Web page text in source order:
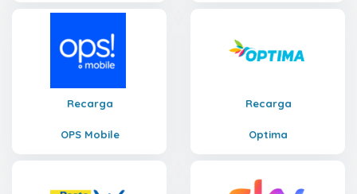
Recarga
OPS Mobile
Recarga
Optima